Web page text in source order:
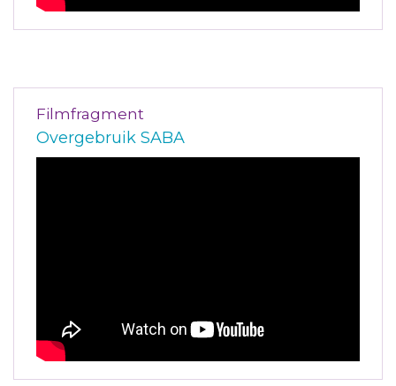
Filmfragment
Overgebruik SABA